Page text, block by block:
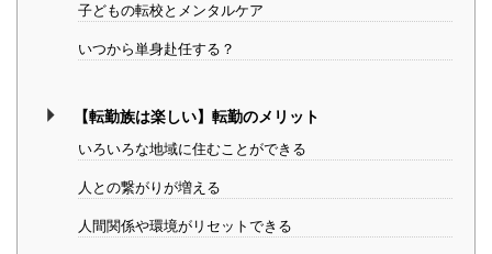
子どもの転校とメンタルケア
いつから単身赴任する？
【転勤族は楽しい】転勤のメリット
いろいろな地域に住むことができる
人との繋がりが増える
人間関係や環境がリセットできる